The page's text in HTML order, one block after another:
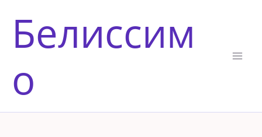
содержимому
Белиссим
о